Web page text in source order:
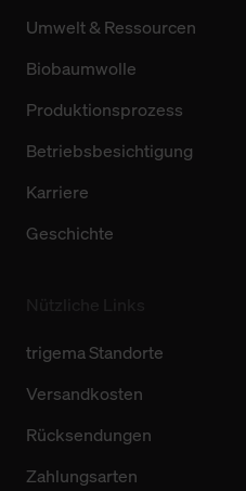
Umwelt & Ressourcen
Biobaumwolle
Produktionsprozess
Betriebsbesichtigung
Karriere
Geschichte
trigema Standorte
Versandkosten
Rücksendungen
Zahlungsarten